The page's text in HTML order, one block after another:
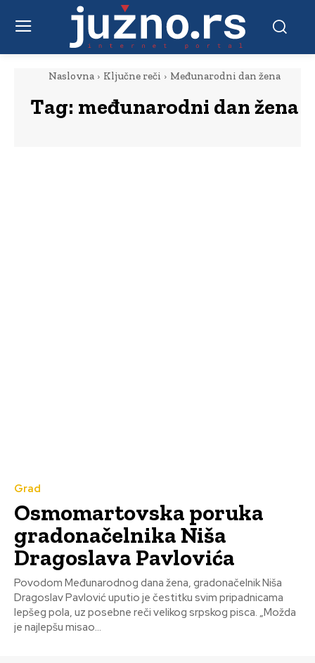
Naslovna Ključne reči Međunarodni dan žena
Tag: međunarodni dan žena
Grad
Osmomartovska poruka
gradonačelnika Niša
Dragoslava Pavlovića
Povodom Međunarodnog dana žena, gradonačelnik Niša
Dragoslav Pavlović uputio je čestitku svim pripadnicama
lepšeg pola, uz posebne reči velikog srpskog pisca. „Možda
je najlepšu misao...